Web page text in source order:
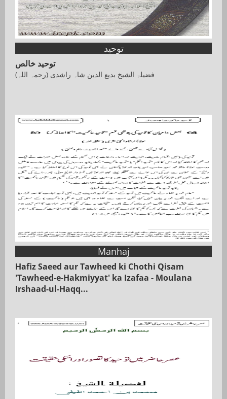
توحید
توحید خالص
فضیلۃ الشیخ بدیع الدین شاہ راشدی (رحمہ اللہ)
Manhaj
Hafiz Saeed aur Tawheed ki Chothi Qisam
'Tawheed-e-Hakmiyyat' ka Izafaa - Moulana
Irshaad-ul-Haqq...